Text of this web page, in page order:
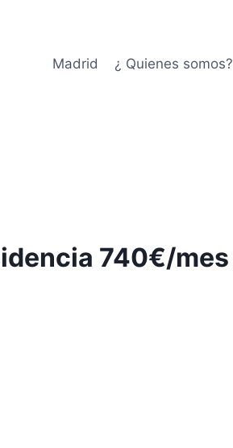
Madrid ¿ Quienes somos?
740€/mes